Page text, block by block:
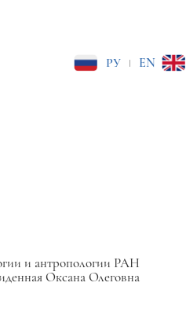
РУ EN
и антропологии РАН
Оксана Олеговна